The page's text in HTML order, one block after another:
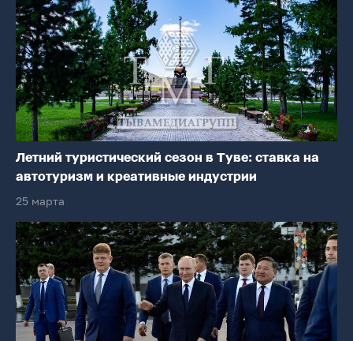
Летний туристический сезон в Туве: ставка на
автотуризм и креативные индустрии
25 марта